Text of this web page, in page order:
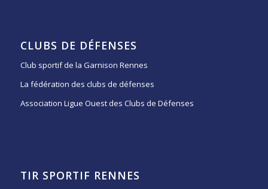
CLUBS DE DÉFENSES
Club sportif de la Garnison Rennes
La fédération des clubs de défenses
Association Ligue Ouest des Clubs de Défenses
TIR SPORTIF RENNES